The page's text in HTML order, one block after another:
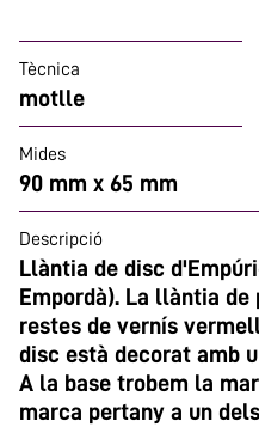
Tècnica
motlle
Mides
90 mm x 65 mm
Descripció
Llàntia de disc
Empordà). La llàntia de
restes de vernís
disc està decorat amb
A la base trobem la
marca pertany a un